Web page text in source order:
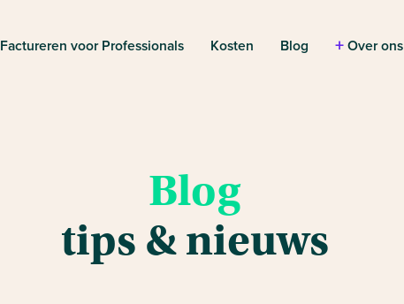
Factureren voor Professionals Kosten Blog +Over ons
Blog
tips & nieuws